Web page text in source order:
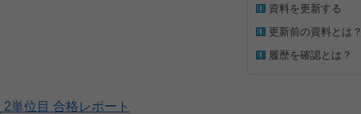
単位目 合格レポート
資料を更新する
更新前の資料とは？
履歴を確認とは？